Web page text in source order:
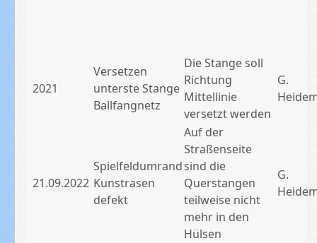
2021
Versetzen
unterste Stange
Ballfangnetz
Die Stange soll
Richtung
Mittellinie
versetzt werden
G.
21.09.2022
Spielfeldumrand
Kunstrasen
defekt
Auf der
Straßenseite
sind die
Querstangen
teilweise nicht
mehr in den
Hülsen
G.